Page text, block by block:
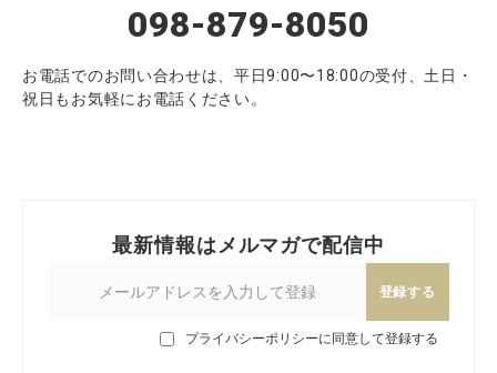
098-879-8050
お電話でのお問い合わせは、平日9:00〜18:00の受付、土日・
祝日もお気軽にお電話ください。
最新情報はメルマガで配信中
登録する
プライバシーポリシーに同意して登録する